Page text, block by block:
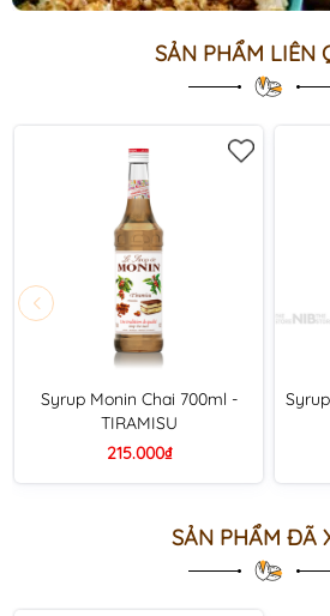
SẢN PHẨM LIÊN
Syrup Monin Chai 700ml -
TIRAMISU
215.000₫
SẢN PHẨM ĐÃ